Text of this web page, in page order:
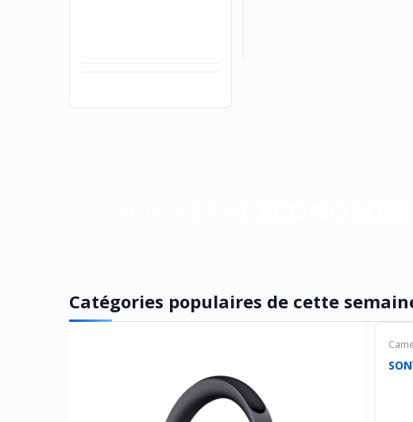
Catégories populaires de cette